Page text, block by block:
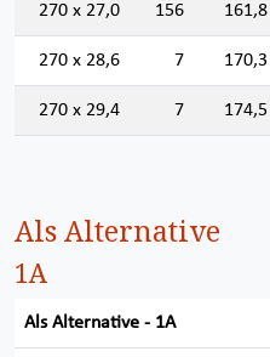
270 x 27,0 156 161,8
270 x 28,6 7 170,3
270 x 29,4 7 174,5
Als Alternative
1A
Als Alternative - 1A